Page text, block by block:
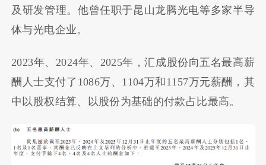
及研发管理。他曾任职于昆山龙腾光电等多家半导
体与光电企业。
2023年、2024年、2025年，汇成股份向 五名最高薪
酬人士支付了1086万、1104万和1157万元薪酬，其
中以股权结算、以股份为基础的付款占比最高。